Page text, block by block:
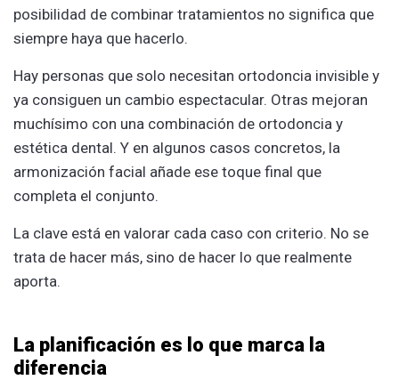
posibilidad de combinar tratamientos no significa que
siempre haya que hacerlo.
Hay personas que solo necesitan ortodoncia invisible y
ya consiguen un cambio espectacular. Otras mejoran
muchísimo con una combinación de ortodoncia y
estética dental. Y en algunos casos concretos, la
armonización facial añade ese toque final que
completa el conjunto.
La clave está en valorar cada caso con criterio. No se
trata de hacer más, sino de hacer lo que realmente
aporta.
La planificación es lo que marca la
diferencia